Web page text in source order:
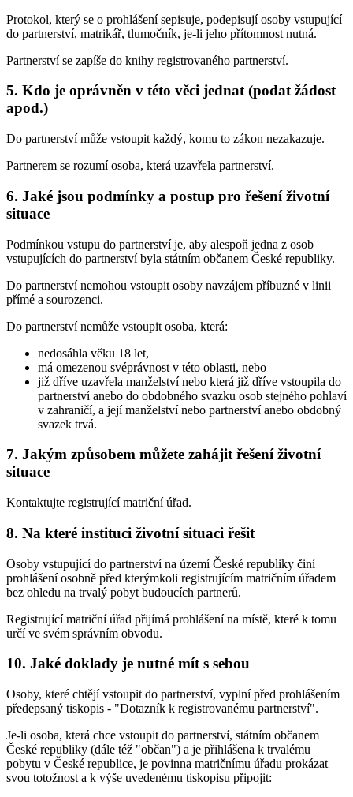
Protokol, který se o prohlášení sepisuje, podepisují osoby vstupující
do partnerství, matrikář, tlumočník, je-li jeho přítomnost nutná.
Partnerství se zapíše do knihy registrovaného partnerství.
5. Kdo je oprávněn v této věci jednat (podat žádost
apod.)
Do partnerství může vstoupit každý, komu to zákon nezakazuje.
Partnerem se rozumí osoba, která uzavřela partnerství.
6. Jaké jsou podmínky a postup pro řešení životní
situace
Podmínkou vstupu do partnerství je, aby alespoň jedna z osob
vstupujících do partnerství byla státním občanem České republiky.
Do partnerství nemohou vstoupit osoby navzájem příbuzné v linii
přímé a sourozenci.
Do partnerství nemůže vstoupit osoba, která:
nedosáhla věku 18 let,
má omezenou svéprávnost v této oblasti, nebo
již dříve uzavřela manželství nebo která již dříve vstoupila do
partnerství anebo do obdobného svazku osob stejného pohlaví
v zahraničí, a její manželství nebo partnerství anebo obdobný
svazek trvá.
7. Jakým způsobem můžete zahájit řešení životní
situace
Kontaktujte registrující matriční úřad.
8. Na které instituci životní situaci řešit
Osoby vstupující do partnerství na území České republiky činí
prohlášení osobně před kterýmkoli registrujícím matričním úřadem
bez ohledu na trvalý pobyt budoucích partnerů.
Registrující matriční úřad přijímá prohlášení na místě, které k tomu
určí ve svém správním obvodu.
10. Jaké doklady je nutné mít s sebou
Osoby, které chtějí vstoupit do partnerství, vyplní před prohlášením
předepsaný tiskopis - "Dotazník k registrovanému partnerství".
Je-li osoba, která chce vstoupit do partnerství, státním občanem
České republiky (dále též "občan") a je přihlášena k trvalému
pobytu v České republice, je povinna matričnímu úřadu prokázat
svou totožnost a k výše uvedenému tiskopisu připojit: